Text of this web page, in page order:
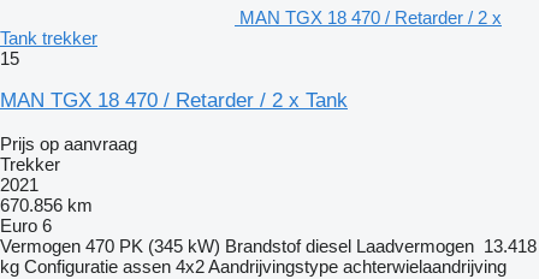
MAN TGX 18 470 / Retarder / 2 x
Tank trekker
15
MAN TGX 18 470 / Retarder / 2 x Tank
Prijs op aanvraag
Trekker
2021
670.856 km
Euro 6
Vermogen 470 PK (345 kW) Brandstof diesel Laadvermogen 13.418
kg Configuratie assen 4x2Aandrijvingstype achterwielaandrijving